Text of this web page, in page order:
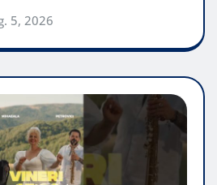
5, 2026